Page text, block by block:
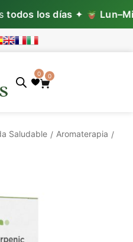
los días✦
0 0
Saludable / Aromaterapia /